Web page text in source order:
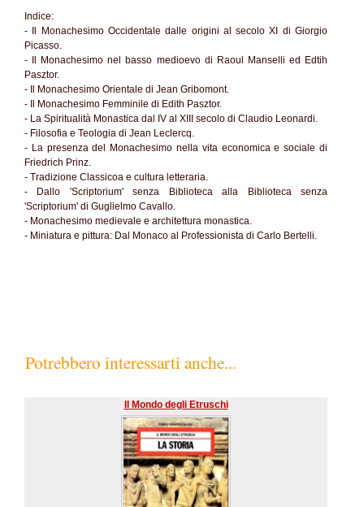
Indice:
- Il Monachesimo Occidentale dalle origini al secolo XI di Giorgio
Picasso.
- Il Monachesimo nel basso medioevo di Raoul Manselli ed Edtih
Pasztor.
- Il Monachesimo Orientale di Jean Gribomont.
- Il Monachesimo Femminile di Edith Pasztor.
- La Spiritualità Monastica dal IV al XIII secolo di Claudio Leonardi.
- Filosofia e Teologia di Jean Leclercq.
- La presenza del Monachesimo nella vita economica e sociale di
Friedrich Prinz.
- Tradizione Classicoa e cultura letteraria.
- Dallo 'Scriptorium' senza Biblioteca alla Biblioteca senza
'Scriptorium' di Guglielmo Cavallo.
- Monachesimo medievale e architettura monastica.
- Miniatura e pittura: Dal Monaco al Professionista di Carlo Bertelli.
Potrebbero interessarti anche...
Il Mondo degli Etruschi